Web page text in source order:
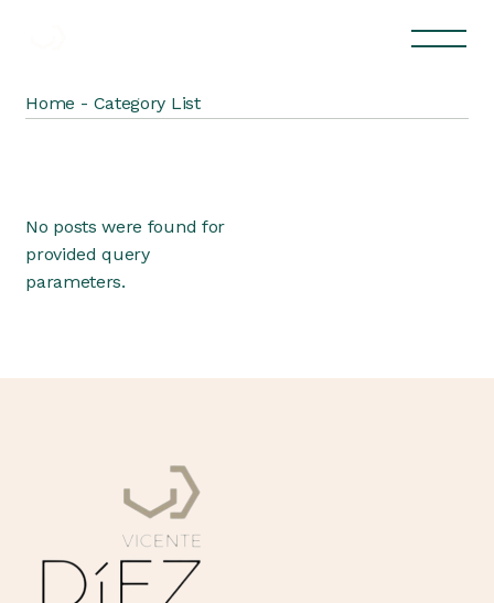
Home Category List
No posts were found for
provided query
parameters.